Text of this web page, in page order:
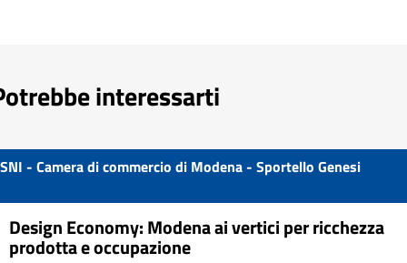
interessarti
SNI - Camera di commercio di Modena - Sportello Genesi
Design Economy: Modena ai vertici per ricchezza
prodotta e occupazione